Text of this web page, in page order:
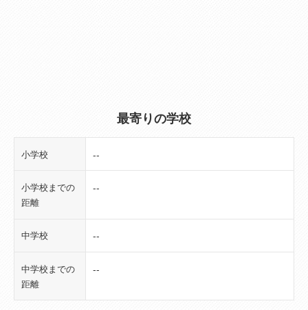
現況 完成済
引き渡し可能
年月
即時
総区画数 --
総戸数 24
販売戸数 1
最寄りの学校
小学校 --
小学校までの
距離
--
中学校 --
中学校までの
距離
--